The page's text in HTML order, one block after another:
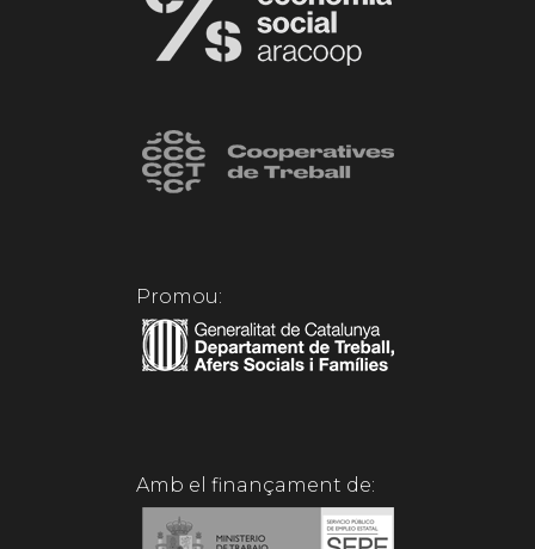
Promou:
Amb el finançament de: